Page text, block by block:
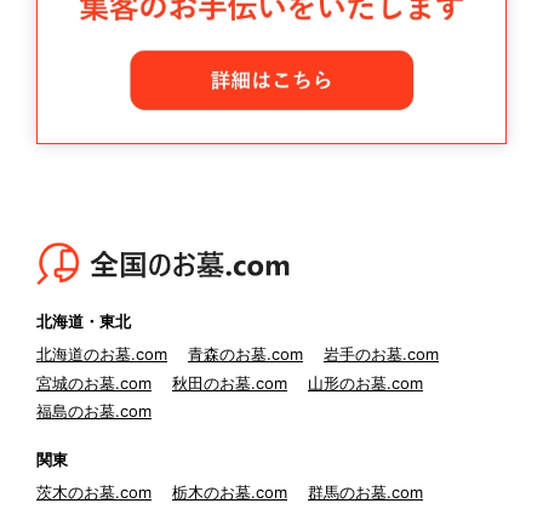
北海道・東北
北海道のお墓.com
青森のお墓.com
岩手のお墓.com
宮城のお墓.com
秋田のお墓.com
山形のお墓.com
福島のお墓.com
関東
茨木のお墓.com
栃木のお墓.com
群馬のお墓.com